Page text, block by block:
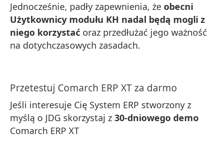
Jednocześnie, padły zapewnienia, że obecni
Użytkownicy modułu KH nadal będą mogli z
niego korzystać oraz przedłużać jego ważność
na dotychczasowych zasadach.
Przetestuj Comarch ERP XT za darmo
Jeśli interesuje Cię System ERP stworzony z
myślą o JDG skorzystaj z 30-dniowego demo
Comarch ERP XT